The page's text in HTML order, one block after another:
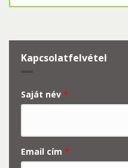
Kapcsolatfelvétel
Saját név *
Email cím *